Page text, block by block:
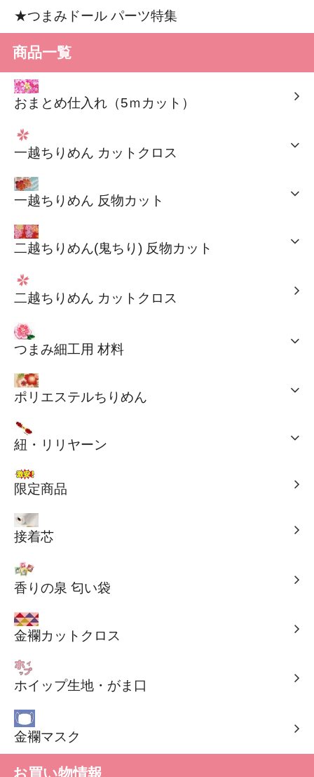
★つまみドール パーツ特集
商品一覧
おまとめ仕入れ（5ｍカット）
一越ちりめん カットクロス
一越ちりめん 反物カット
二越ちりめん(鬼ちり) 反物カット
二越ちりめん カットクロス
つまみ細工用 材料
ポリエステルちりめん
紐・リリヤーン
限定商品
接着芯
香りの泉 匂い袋
金襴カットクロス
ホイップ生地・がま口
金襴マスク
お買い物情報